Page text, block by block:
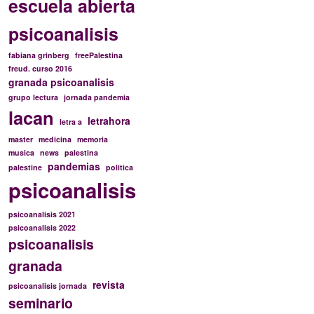
escuela abierta
psicoanalisis
fabiana grinberg freePalestina
freud. curso 2016
granada psicoanalisis
grupo lectura jornada pandemia
lacan letra a letrahora
master medicina memoria
musica news palestina
palestine pandemias politica
psicoanalisis
psicoanalisis 2021
psicoanalisis 2022
psicoanalisis
granada
psicoanalisis jornada revista
seminario